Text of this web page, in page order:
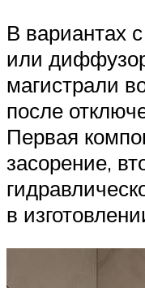
В вариантах
или
магистрали
после
Первая
засорение,
в